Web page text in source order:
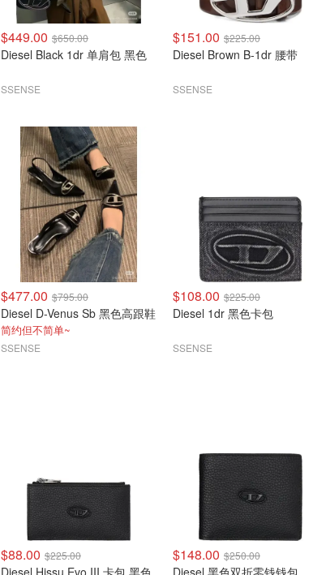
$449.00 $650.00
Diesel Black 1dr 单肩包 黑色
SSENSE
$151.00 $225.00
Diesel Brown B-1dr 腰带
SSENSE
$477.00 $795.00
Diesel D-Venus Sb 黑色高跟鞋
简约但不简单~
SSENSE
$108.00 $225.00
Diesel 1dr 黑色卡包
SSENSE
$88.00 $225.00
Diesel Hissu Evo III 卡包 黑色
$148.00 $250.00
Diesel 黑色双折零钱钱包